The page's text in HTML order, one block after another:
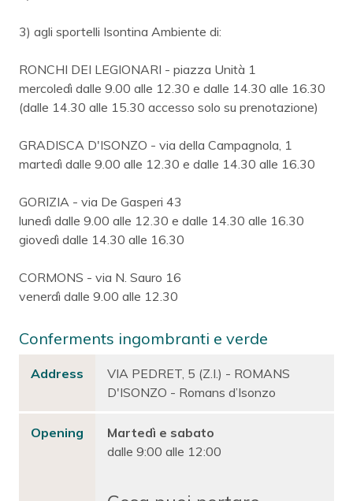
3) agli sportelli Isontina Ambiente di:
RONCHI DEI LEGIONARI - piazza Unità 1
mercoledì dalle 9.00 alle 12.30 e dalle 14.30 alle 16.30
(dalle 14.30 alle 15.30 accesso solo su prenotazione)
GRADISCA D'ISONZO - via della Campagnola, 1
martedì dalle 9.00 alle 12.30 e dalle 14.30 alle 16.30
GORIZIA - via De Gasperi 43
lunedì dalle 9.00 alle 12.30 e dalle 14.30 alle 16.30
giovedì dalle 14.30 alle 16.30
CORMONS - via N. Sauro 16
venerdì dalle 9.00 alle 12.30
Conferments ingombranti e verde
Address
VIA PEDRET, 5 (Z.I.) - ROMANS
D'ISONZO - Romans d’Isonzo
Opening
Martedì e sabato
dalle 9:00 alle 12:00